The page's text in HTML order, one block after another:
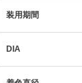
装用期間
DIA